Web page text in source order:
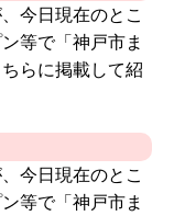
今日現在のとこ
等で「神戸市ま
らに掲載して紹
今日現在のとこ
等で「神戸市ま